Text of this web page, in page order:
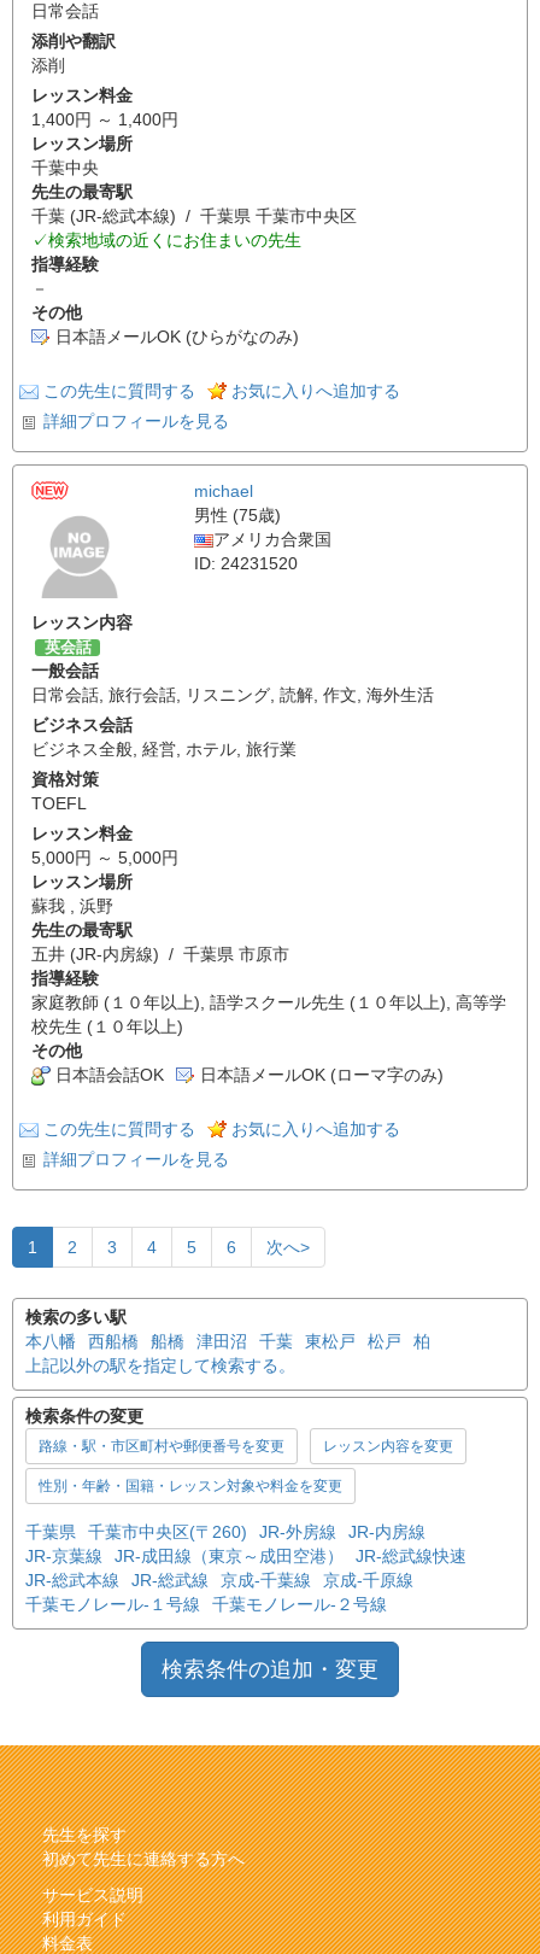
日常会話
添削や翻訳
添削
レッスン料金
1,400円 ～ 1,400円
レッスン場所
千葉中央
先生の最寄駅
千葉 (JR-総武本線) / 千葉県 千葉市中央区
✓検索地域の近くにお住まいの先生
指導経験
－
その他
日本語メールOK (ひらがなのみ)
この先生に質問する
お気に入りへ追加する
詳細プロフィールを見る
michael
男性 (75歳)
アメリカ合衆国
ID: 24231520
レッスン内容
英会話
一般会話
日常会話 旅行会話 リスニング 読解 作文 海外生活
ビジネス会話
ビジネス全般 経営 ホテル 旅行業
資格対策
TOEFL
レッスン料金
5,000円 ～ 5,000円
レッスン場所
蘇我 , 浜野
先生の最寄駅
五井 (JR-内房線) / 千葉県 市原市
指導経験
家庭教師 (１０年以上), 語学スクール先生 (１０年以上), 高等学
校先生 (１０年以上)
その他
日本語会話OK
日本語メールOK (ローマ字のみ)
この先生に質問する
お気に入りへ追加する
詳細プロフィールを見る
1 2 3 4 5 6 次へ>
検索の多い駅
本八幡
西船橋 船橋 津田沼 千葉 東松戸 松戸
柏
上記以外の駅を指定して検索する。
検索条件の変更
路線・駅・市区町村や郵便番号を変更 レッスン内容を変更
性別・年齢・国籍・レッスン対象や料金を変更
千葉県 千葉市中央区(〒260) JR-外房線
JR-内房線
JR-京葉線
JR-成田線（東京～成田空港）
JR-総武線快速
JR-総武本線
JR-総武線 京成-千葉線
京成-千原線
千葉モノレール-１号線
千葉モノレール-２号線
検索条件の追加・変更
先生を探す
初めて先生に連絡する方へ
サービス説明
利用ガイド
料金表